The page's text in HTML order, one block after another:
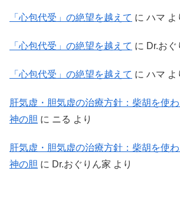
「心包代受」の絶望を越えて に ハマ よ
「心包代受」の絶望を越えて に Dr.おぐ
「心包代受」の絶望を越えて に ハマ よ
肝気虚・胆気虚の治療方針：柴胡を使
神の胆 に ニる より
肝気虚・胆気虚の治療方針：柴胡を使
神の胆 に Dr.おぐりん家 より